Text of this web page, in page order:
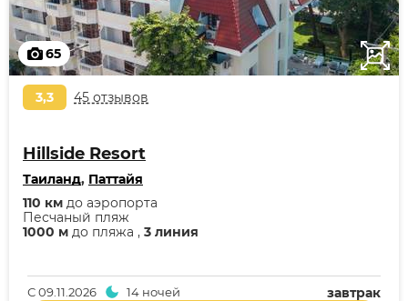
65
3,3 45 отзывов
Hillside Resort
Таиланд, Паттайя
1000 м до пляжа , 3 линия
Песчаный пляж
110 км до аэропорта
завтрак
С09.11.2026 14 ночей